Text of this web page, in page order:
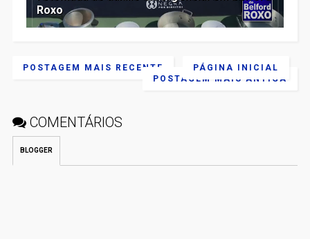
Roxo
POSTAGEM MAIS RECENTE
POSTAGEM MAIS ANTIGA
PÁGINA INICIAL
COMENTÁRIOS
BLOGGER